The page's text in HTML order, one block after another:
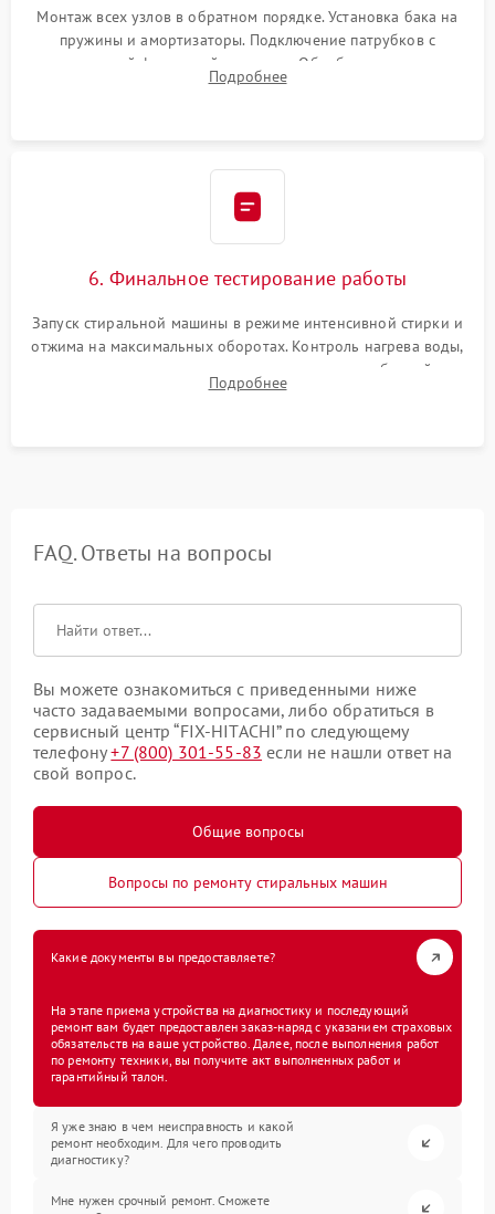
Монтаж всех узлов в обратном порядке. Установка бака на
пружины и амортизаторы. Подключение патрубков с
надежной фиксацией хомутами. Обработка стыков
герметиком для предотвращения возможных протечек воды.
Подробнее
6. Финальное тестирование работы
Запуск стиральной машины в режиме интенсивной стирки и
отжима на максимальных оборотах. Контроль нагрева воды,
корректности слива, отсутствия излишних вибраций,
посторонних стуков и протечек под корпусом.
Подробнее
FAQ. Ответы на вопросы
Вы можете ознакомиться с приведенными ниже
часто задаваемыми вопросами, либо обратиться в
сервисный центр “FIX-HITACHI” по следующему
телефону+7 (800) 301-55-83 если не нашли ответ на
свой вопрос.
Общие вопросы
Вопросы по ремонту стиральных машин
Какие документы вы предоставляете?
На этапе приема устройства на диагностику и последующий
ремонт вам будет предоставлен заказ-наряд с указанием страховых
обязательств на ваше устройство. Далее, после выполнения работ
по ремонту техники, вы получите акт выполненных работ и
гарантийный талон.
Я уже знаю в чем неисправность и какой
ремонт необходим. Для чего проводить
диагностику?
Мне нужен срочный ремонт. Сможете